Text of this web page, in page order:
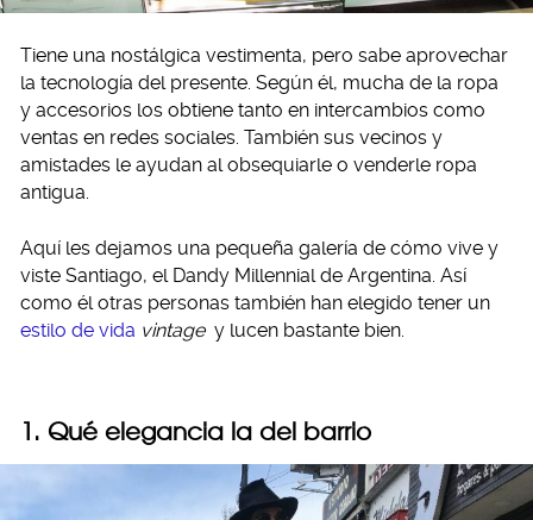
Tiene una nostálgica vestimenta, pero sabe aprovechar
la tecnología del presente. Según él, mucha de la ropa
y accesorios los obtiene tanto en intercambios como
ventas en redes sociales. También sus vecinos y
amistades le ayudan al obsequiarle o venderle ropa
antigua.
Aquí les dejamos una pequeña galería de cómo vive y
viste Santiago, el Dandy Millennial de Argentina. Así
como él otras personas también han elegido tener un
estilo de vida vintage y lucen bastante bien.
1. Qué elegancia la del barrio